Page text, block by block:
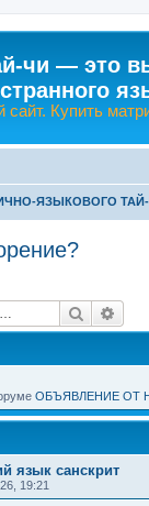
чи — это
сайт. Купить
ЯЗЫКОВОГО
Поиск
ОБЪЯВЛЕНИЕ ОТ
язык санскрит
19:21